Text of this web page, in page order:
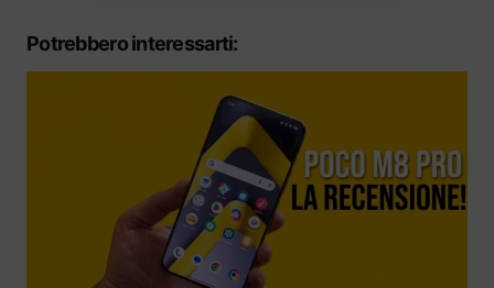
Potrebbero interessarti: